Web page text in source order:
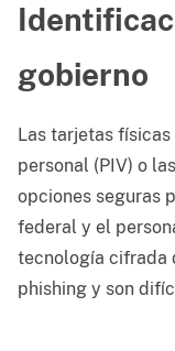
gobierno
Las tarjetas
personal (PIV) o
opciones seguras
federal y el
tecnología cifrada
phishing y son